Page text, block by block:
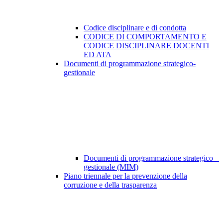
Codice disciplinare e di condotta
CODICE DI COMPORTAMENTO E
CODICE DISCIPLINARE DOCENTI
ED ATA
Documenti di programmazione strategico-
gestionale
Documenti di programmazione strategico –
gestionale (MIM)
Piano triennale per la prevenzione della
corruzione e della trasparenza